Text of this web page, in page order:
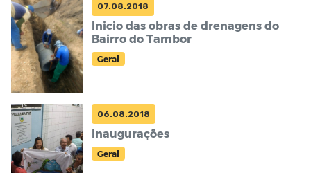
07.08.2018
Inicio das obras de drenagens do
Bairro do Tambor
Geral
06.08.2018
Inaugurações
Geral